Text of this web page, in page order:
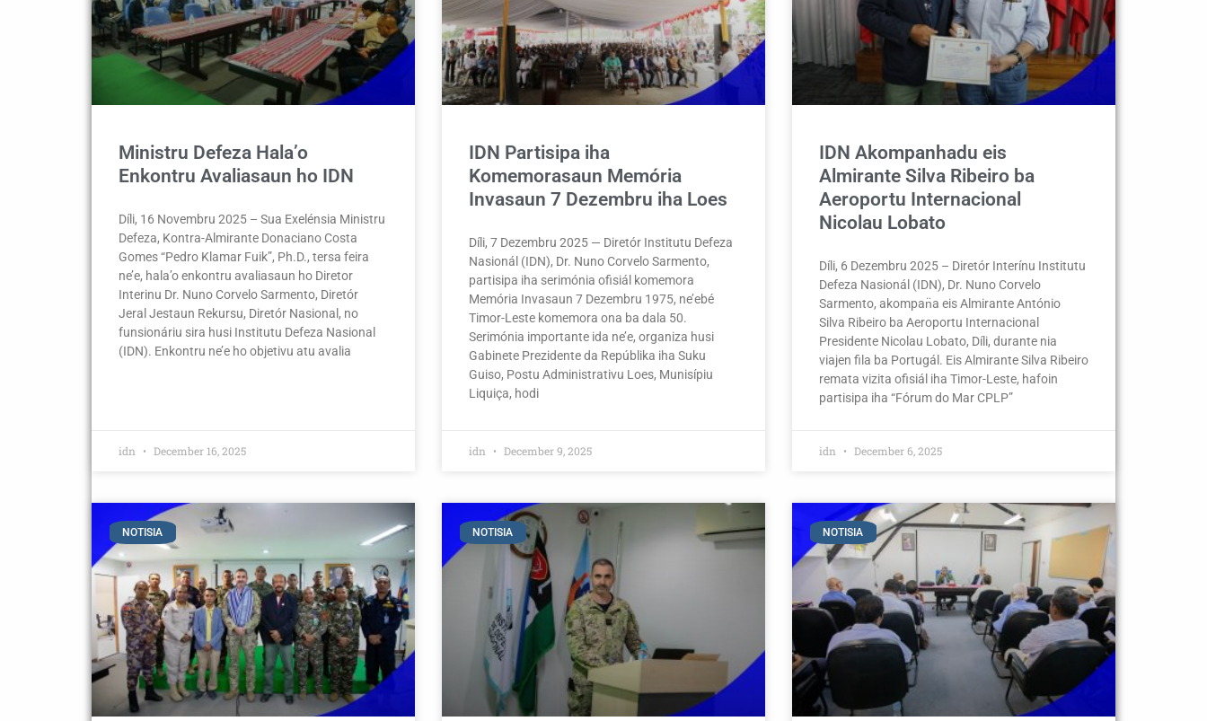
Ministru Defeza Hala’o
Enkontru Avaliasaun ho IDN
Díli, 16 Novembru 2025 – Sua Exelénsia Ministru
Defeza, Kontra-Almirante Donaciano Costa
Gomes “Pedro Klamar Fuik”, Ph.D., tersa feira
ne’e, hala’o enkontru avaliasaun ho Diretor
Interinu Dr. Nuno Corvelo Sarmento, Diretór
Jeral Jestaun Rekursu, Diretór Nasional, no
funsionáriu sira husi Institutu Defeza Nasional
(IDN). Enkontru ne’e ho objetivu atu avalia
idn December 16, 2025
IDN Partisipa iha
Komemorasaun Memória
Invasaun 7 Dezembru iha Loes
Díli, 7 Dezembru 2025 — Diretór Institutu Defeza
Nasionál (IDN), Dr. Nuno Corvelo Sarmento,
partisipa iha serimónia ofisiál komemora
Memória Invasaun 7 Dezembru 1975, ne’ebé
Timor-Leste komemora ona ba dala 50.
Serimónia importante ida ne’e, organiza husi
Gabinete Prezidente da Repúblika iha Suku
Guiso, Postu Administrativu Loes, Munisípiu
Liquiça, hodi
idn December 9, 2025
IDN Akompanhadu eis
Almirante Silva Ribeiro ba
Aeroportu Internacional
Nicolau Lobato
Díli, 6 Dezembru 2025 – Diretór Interínu Institutu
Defeza Nasionál (IDN), Dr. Nuno Corvelo
Sarmento, akompan̈a eis Almirante António
Silva Ribeiro ba Aeroportu Internacional
Presidente Nicolau Lobato, Díli, durante nia
viajen fila ba Portugál. Eis Almirante Silva Ribeiro
remata vizita ofisiál iha Timor-Leste, hafoin
partisipa iha “Fórum do Mar CPLP”
idn December 6, 2025
NOTISIA NOTISIA NOTISIA